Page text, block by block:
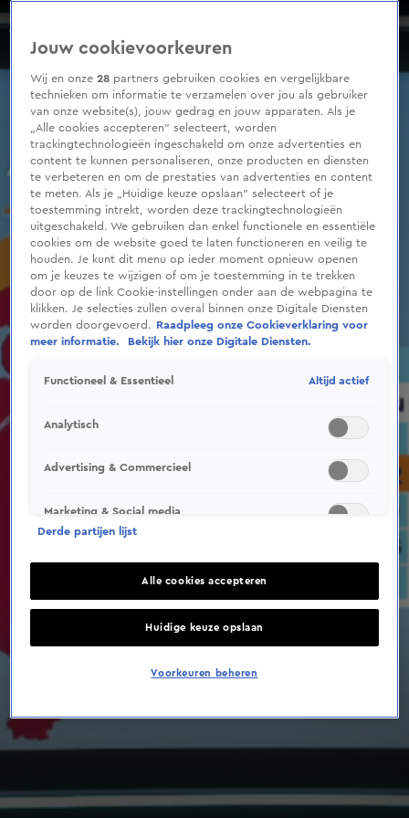
Seizoen 2022
seconds
of
seconds
Jouw cookievoorkeuren
Wij en onze28 partners gebruiken cookies en vergelijkbare
technieken om informatie te verzamelen over jou als gebruiker
van onze website(s), jouw gedrag en jouw apparaten. Als je
„Alle cookies accepteren” selecteert, worden
trackingtechnologieën ingeschakeld om onze advertenties en
content te kunnen personaliseren, onze producten en diensten
te verbeteren en om de prestaties van advertenties en content
te meten. Als je „Huidige keuze opslaan” selecteert of je
toestemming intrekt, worden deze trackingtechnologieën
uitgeschakeld. We gebruiken dan enkel functionele en essentiële
cookies om de website goed te laten functioneren en veilig te
houden. Je kunt dit menu op ieder moment opnieuw openen
om je keuzes te wijzigen of om je toestemming in te trekken
door op de link Cookie-instellingen onder aan de webpagina te
klikken. Je selecties zullen overal binnen onze Digitale Diensten
worden doorgevoerd.
Raadpleeg onze Cookieverklaring voor
meer informatie.
Bekijk hier onze Digitale Diensten.
Functioneel & Essentieel Altijd actief
Analytisch
Advertising & Commercieel
Marketing & Social media
Derde partijen lijst
Alle cookies accepteren
Huidige keuze opslaan
Voorkeuren beheren